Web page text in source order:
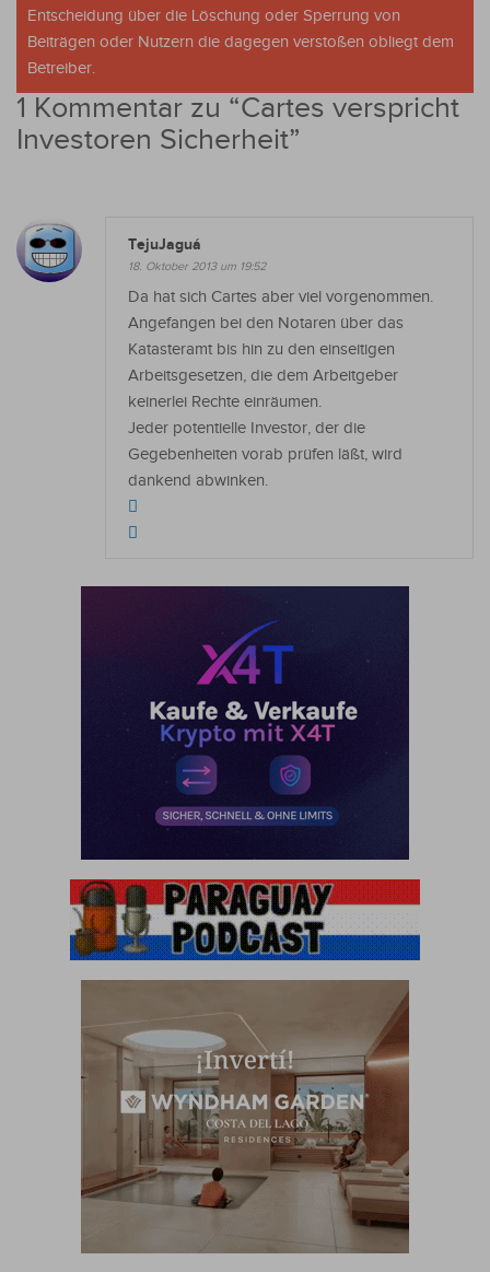
Entscheidung über die Löschung oder Sperrung von
Beiträgen oder Nutzern die dagegen verstoßen obliegt dem
Betreiber.
1 Kommentar zu “Cartes verspricht
Investoren Sicherheit”
TejuJaguá
18. Oktober 2013 um 19:52
Da hat sich Cartes aber viel vorgenommen.
Angefangen bei den Notaren über das
Katasteramt bis hin zu den einseitigen
Arbeitsgesetzen, die dem Arbeitgeber
keinerlei Rechte einräumen.
Jeder potentielle Investor, der die
Gegebenheiten vorab prüfen läßt, wird
dankend abwinken.